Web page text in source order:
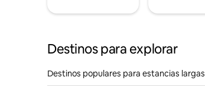
Destinos para explorar
Destinos populares para estancias largas